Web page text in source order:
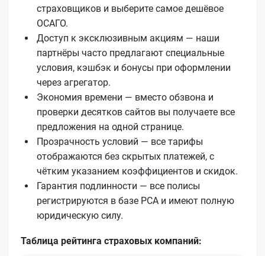
страховщиков и выберите самое дешёвое
ОСАГО.
Доступ к эксклюзивным акциям — наши
партнёры часто предлагают специальные
условия, кэшбэк и бонусы при оформлении
через агрегатор.
Экономия времени — вместо обзвона и
проверки десятков сайтов вы получаете все
предложения на одной странице.
Прозрачность условий — все тарифы
отображаются без скрытых платежей, с
чётким указанием коэффициентов и скидок.
Гарантия подлинности — все полисы
регистрируются в базе РСА и имеют полную
юридическую силу.
Таблица рейтинга страховых компаний: